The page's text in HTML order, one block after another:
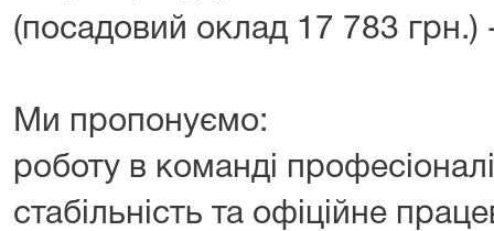
(посадовий оклад 17 783 грн.)
Ми пропонуємо:
роботу в команді
стабільність та офіційне